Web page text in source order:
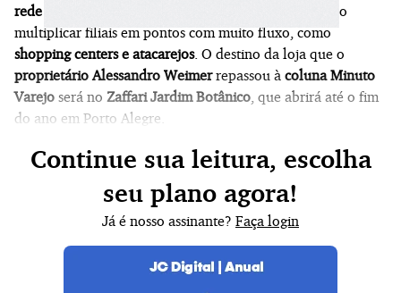
rede de varejo de informática
que chama a atenção ao
multiplicar filiais em pontos com muito fluxo, como
shopping centers e atacarejos. O destino da loja que o
proprietário Alessandro Weimerrepassou à coluna Minuto
Varejo será no Zaffari Jardim Botânico, que abrirá até o fim
do ano em Porto Alegre.
Continue sua leitura, escolha
seu plano agora!
Já é nosso assinante? Faça login